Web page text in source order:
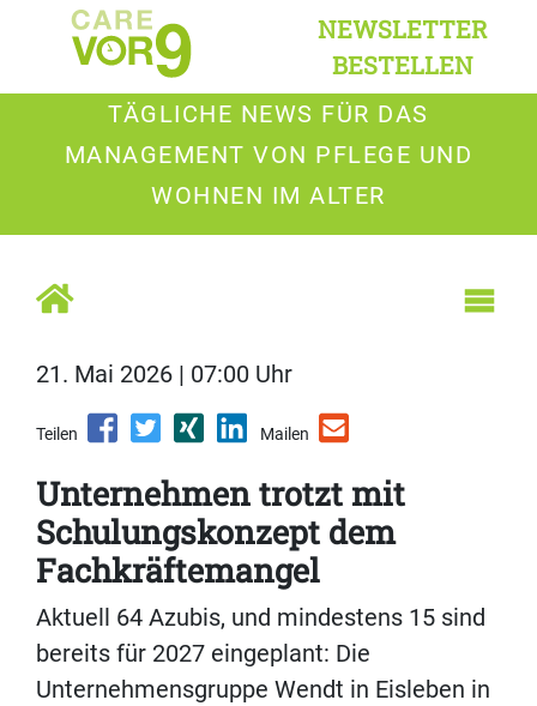
NEWSLETTER
BESTELLEN
TÄGLICHE NEWS FÜR DAS
MANAGEMENT VON PFLEGE UND
WOHNEN IM ALTER
21. Mai 2026 | 07:00 Uhr
Teilen Mailen
Unternehmen trotzt mit
Schulungskonzept dem
Fachkräftemangel
Aktuell 64 Azubis, und mindestens 15 sind
bereits für 2027 eingeplant: Die
Unternehmensgruppe Wendt in Eisleben in